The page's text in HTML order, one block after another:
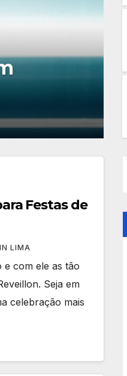
Ano
Festas de
LIMA
e com ele as tão
Seja em
celebração mais